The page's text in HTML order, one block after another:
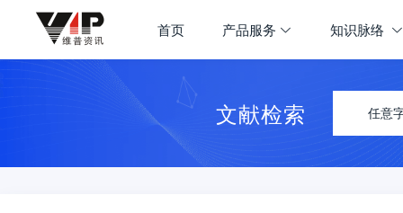
首页 产品服务 知识脉络
文献检索 任意